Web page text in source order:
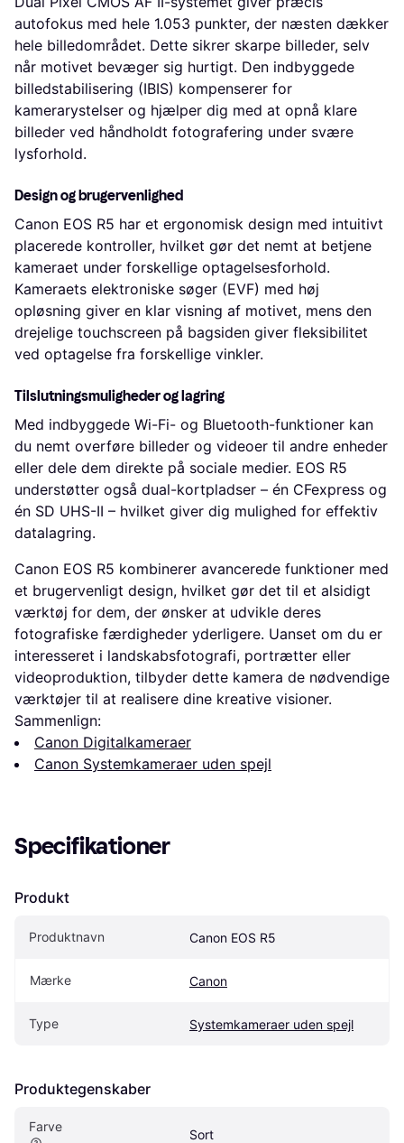
autofokus med hele 1.053 punkter, der næsten dækker
hele billedområdet. Dette sikrer skarpe billeder, selv
når motivet bevæger sig hurtigt. Den indbyggede
billedstabilisering (IBIS) kompenserer for
kamerarystelser og hjælper dig med at opnå klare
billeder ved håndholdt fotografering under svære
lysforhold.
Design og brugervenlighed
Canon EOS R5 har et ergonomisk design med intuitivt
placerede kontroller, hvilket gør det nemt at betjene
kameraet under forskellige optagelsesforhold.
Kameraets elektroniske søger (EVF) med høj
opløsning giver en klar visning af motivet, mens den
drejelige touchscreen på bagsiden giver fleksibilitet
ved optagelse fra forskellige vinkler.
Tilslutningsmuligheder og lagring
Med indbyggede Wi-Fi- og Bluetooth-funktioner kan
du nemt overføre billeder og videoer til andre enheder
eller dele dem direkte på sociale medier. EOS R5
understøtter også dual-kortpladser – én CFexpress og
én SD UHS-II – hvilket giver dig mulighed for effektiv
datalagring.
Canon EOS R5 kombinerer avancerede funktioner med
et brugervenligt design, hvilket gør det til et alsidigt
værktøj for dem, der ønsker at udvikle deres
fotografiske færdigheder yderligere. Uanset om du er
interesseret i landskabsfotografi, portrætter eller
videoproduktion, tilbyder dette kamera de nødvendige
værktøjer til at realisere dine kreative visioner.
Sammenlign:
Canon Digitalkameraer
Canon Systemkameraer uden spejl
Specifikationer
Produkt
Produktnavn Canon EOS R5
Mærke Canon
Type Systemkameraer uden spejl
Produktegenskaber
Farve
Sort